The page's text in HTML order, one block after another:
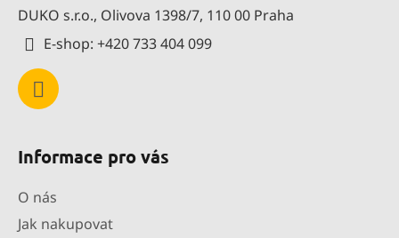
DUKO s.r.o., Olivova 1398/7, 110 00 Praha
E-shop: +420 733 404 099
Informace pro vás
O nás
Jak nakupovat